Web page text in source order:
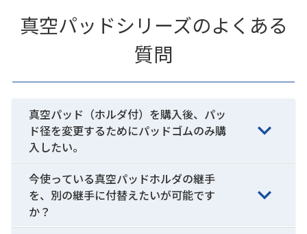
真空パッドシリーズのよくある
質問
真空パッド（ホルダ付）を購入後、パッ
ド径を変更するためにパッドゴムのみ購
入したい。
今使っている真空パッドホルダの継手
を、別の継手に付替えたいが可能です
か？